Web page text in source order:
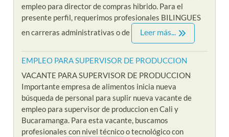
empleo para director de compras hibrido. Para el
presente perfil, requerimos profesionales BILINGUES
en carreras administrativas o de
Leer más...
EMPLEO PARA SUPERVISOR DE PRODUCCION
VACANTE PARA SUPERVISOR DE PRODUCCION
Importante empresa de alimentos inicia nueva
búsqueda de personal para suplir nueva vacante de
empleo para supervisor de produccion en Cali y
Bucaramanga. Para esta vacante, buscamos
profesionales con nivel técnico o tecnológico con